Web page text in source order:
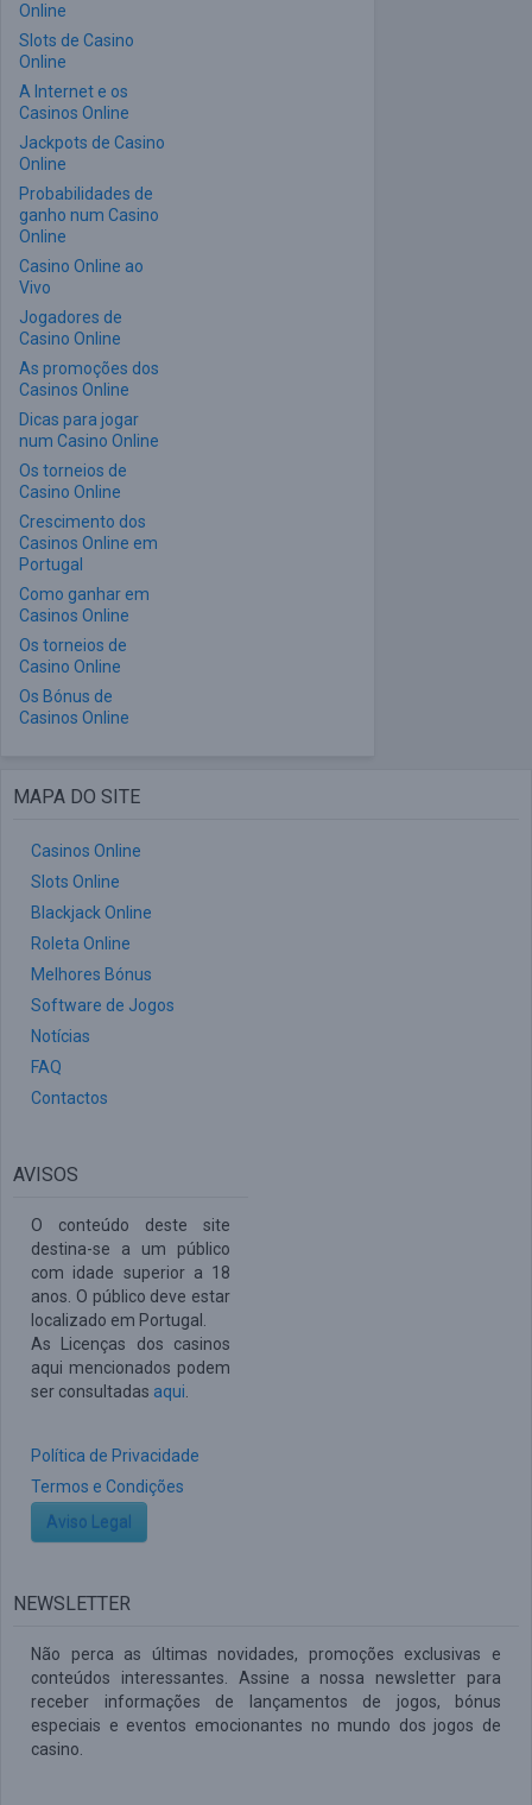
Online
Slots de Casino
Online
A Internet e os
Casinos Online
Jackpots de Casino
Online
Probabilidades de
ganho num Casino
Online
Casino Online ao
Vivo
Jogadores de
Casino Online
As promoções dos
Casinos Online
Dicas para jogar
num Casino Online
Os torneios de
Casino Online
Crescimento dos
Casinos Online em
Portugal
Como ganhar em
Casinos Online
Os torneios de
Casino Online
Os Bónus de
Casinos Online
MAPA DO SITE
Casinos Online
Slots Online
Blackjack Online
Roleta Online
Melhores Bónus
Software de Jogos
Notícias
FAQ
Contactos
AVISOS
O conteúdo deste site
destina-se a um público
com idade superior a 18
anos. O público deve estar
localizado em Portugal.
As Licenças dos casinos
aqui mencionados podem
ser consultadas aqui
Política de Privacidade
Termos e Condições
Aviso Legal
NEWSLETTER
Não perca as últimas novidades, promoções exclusivas e
conteúdos interessantes. Assine a nossa newsletter para
receber informações de lançamentos de jogos, bónus
especiais e eventos emocionantes no mundo dos jogos de
casino.